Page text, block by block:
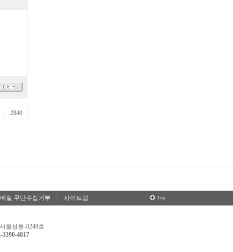
2840
일 무단수집거부 사이트맵
울성동-0248호
4817